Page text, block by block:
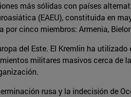
más sólidas con países
(EAEU), constituida en
cinco miembros: Armenia,
del Este. El Kremlin ha
militares masivos cerca de
rusa y la indecisión de